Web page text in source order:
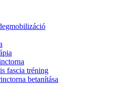
fascia tréning
betanítása